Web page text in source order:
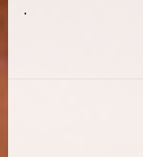
.